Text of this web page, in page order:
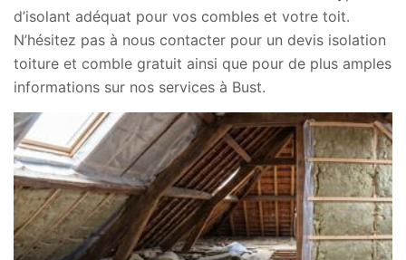
d’isolant adéquat pour vos combles et votre toit.
N’hésitez pas à nous contacter pour un devis isolation
toiture et comble gratuit ainsi que pour de plus amples
informations sur nos services à Bust.